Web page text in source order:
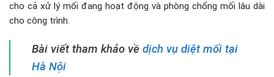
cho cả xử lý mối đang hoạt động và phòng chống mối lâu dài
cho công trình.
Bài viết tham khảo về dịch vụ diệt mối tại
Hà Nội